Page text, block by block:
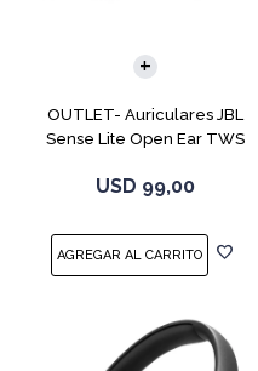
OUTLET- Auriculares JBL
Sense Lite Open Ear TWS
USD 99,00